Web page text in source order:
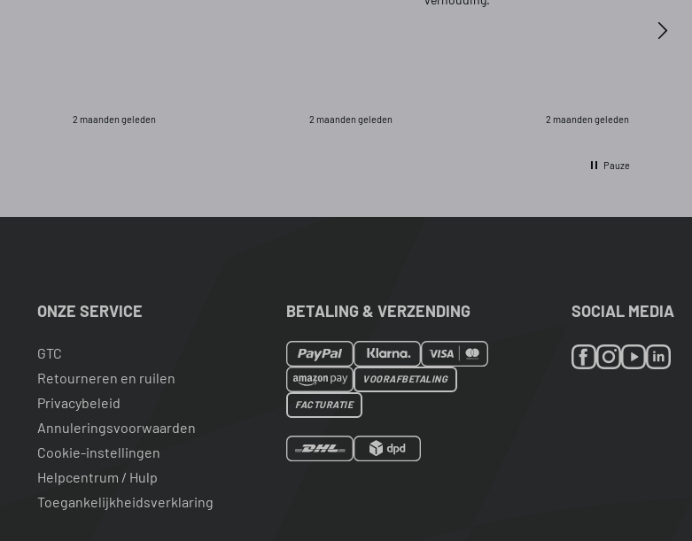
2 maanden geleden 2 maanden geleden 2 maanden geleden
Pauze
ONZE SERVICE
GTC
Retourneren en ruilen
Privacybeleid
Annuleringsvoorwaarden
Cookie-instellingen
Helpcentrum / Hulp
Toegankelijkheidsverklaring
BETALING & VERZENDING
VOORAFBETALING
FACTURATIE
SOCIAL MEDIA